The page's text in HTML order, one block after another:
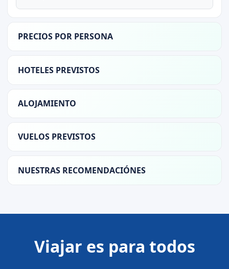
PRECIOS POR PERSONA
HOTELES PREVISTOS
ALOJAMIENTO
VUELOS PREVISTOS
NUESTRAS RECOMENDACIÓNES
Viajar es para todos